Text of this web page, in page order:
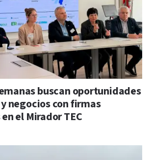
buscan oportunidades
negocios con firmas
el Mirador TEC